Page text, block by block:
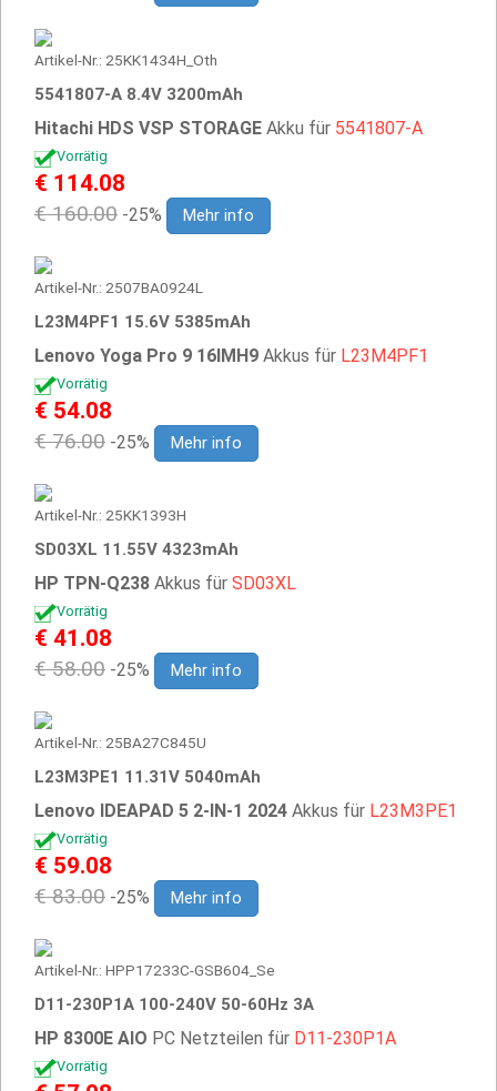
Artikel-Nr.: 25KK1434H_Oth
5541807-A 8.4V 3200mAh
Hitachi HDS VSP STORAGE Akku für 5541807-A
Vorrätig
€ 114.08
€ 160.00 -25% Mehr info
Artikel-Nr.: 2507BA0924L
L23M4PF1 15.6V 5385mAh
Lenovo Yoga Pro 9 16IMH9 Akkus für L23M4PF1
Vorrätig
€ 54.08
€ 76.00 -25% Mehr info
Artikel-Nr.: 25KK1393H
SD03XL 11.55V 4323mAh
HP TPN-Q238 Akkus für SD03XL
Vorrätig
€ 41.08
€ 58.00 -25% Mehr info
Artikel-Nr.: 25BA27C845U
L23M3PE1 11.31V 5040mAh
Lenovo IDEAPAD 5 2-IN-1 2024 Akkus für L23M3PE1
Vorrätig
€ 59.08
€ 83.00 -25% Mehr info
Artikel-Nr.: HPP17233C-GSB604_Se
D11-230P1A 100-240V 50-60Hz 3A
HP 8300E AIO PC Netzteilen für D11-230P1A
Vorrätig